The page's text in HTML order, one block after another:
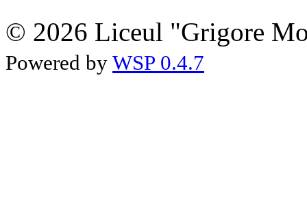
© 2026 Liceul "Grigore
Powered by WSP 0.4.7